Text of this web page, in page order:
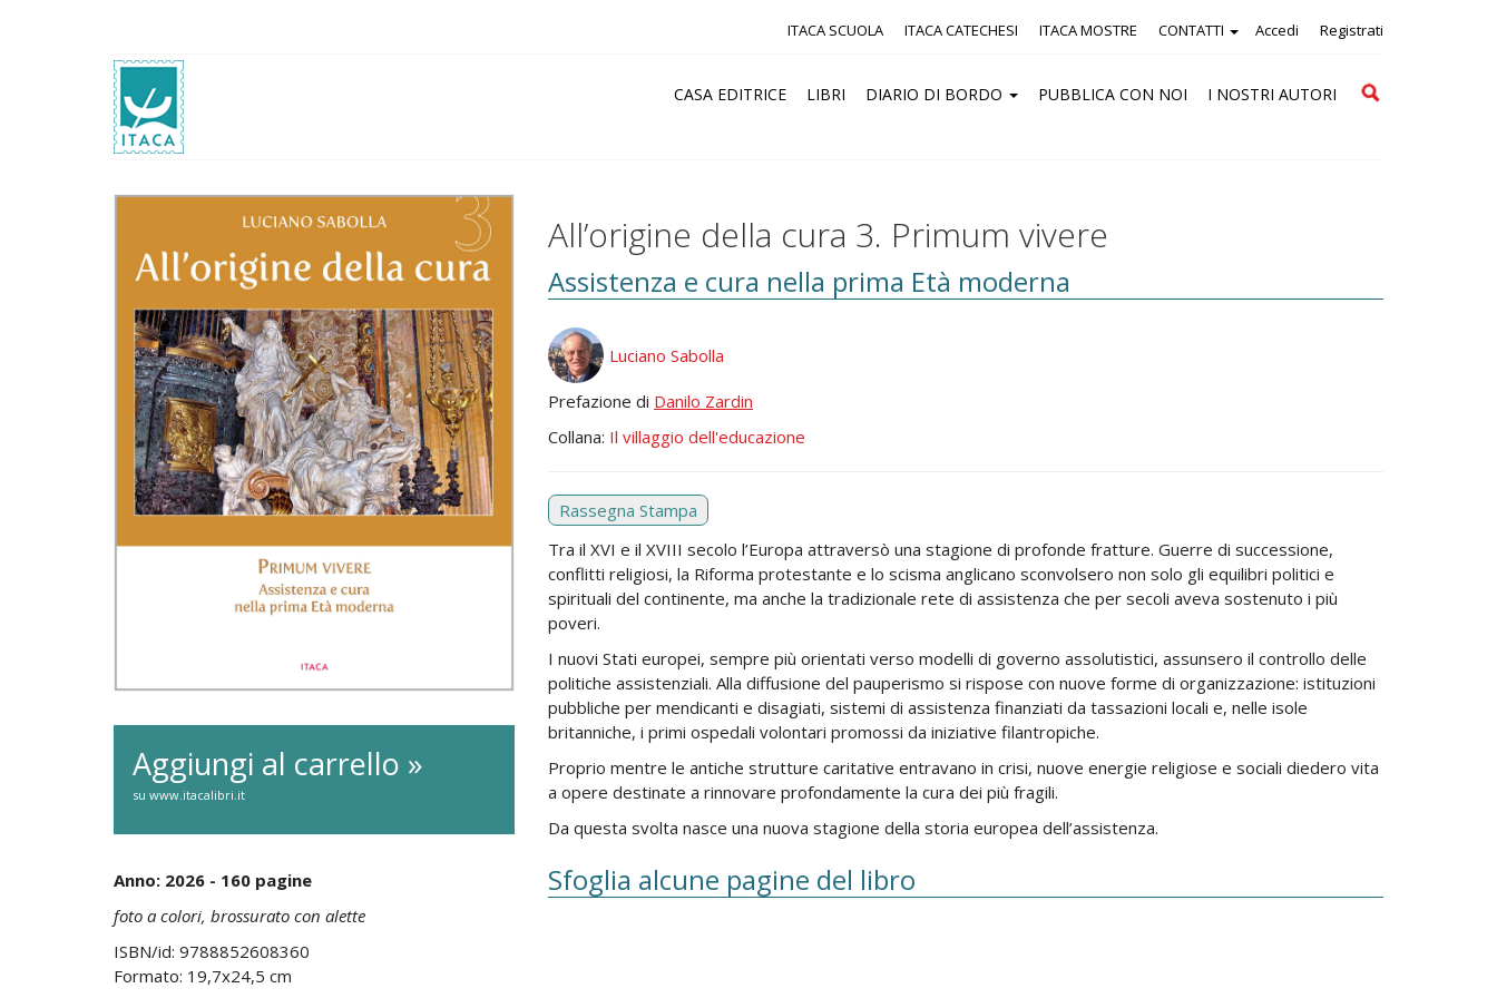
Accedi Registrati
ITACA SCUOLA ITACA CATECHESI ITACA MOSTRE CONTATTI
CASA EDITRICE LIBRI DIARIO DI BORDO PUBBLICA CON NOI I NOSTRI AUTORI
Cerca
Aggiungi al carrello »
su www.itacalibri.it
Anno: 2026 - 160 pagine
foto a colori, brossurato con alette
ISBN/id: 9788852608360
Formato: 19,7x24,5 cm
All’origine della cura 3. Primum vivere
Assistenza e cura nella prima Età moderna
Luciano Sabolla
Prefazione di Danilo Zardin
Collana: Il villaggio dell'educazione
Rassegna Stampa
Tra il XVI e il XVIII secolo l’Europa attraversò una stagione di profonde fratture. Guerre di successione,
conflitti religiosi, la Riforma protestante e lo scisma anglicano sconvolsero non solo gli equilibri politici e
spirituali del continente, ma anche la tradizionale rete di assistenza che per secoli aveva sostenuto i più
poveri.
I nuovi Stati europei, sempre più orientati verso modelli di governo assolutistici, assunsero il controllo delle
politiche assistenziali. Alla diffusione del pauperismo si rispose con nuove forme di organizzazione: istituzioni
pubbliche per mendicanti e disagiati, sistemi di assistenza finanziati da tassazioni locali e, nelle isole
britanniche, i primi ospedali volontari promossi da iniziative filantropiche.
Proprio mentre le antiche strutture caritative entravano in crisi, nuove energie religiose e sociali diedero vita
a opere destinate a rinnovare profondamente la cura dei più fragili.
Da questa svolta nasce una nuova stagione della storia europea dell’assistenza.
Sfoglia alcune pagine del libro